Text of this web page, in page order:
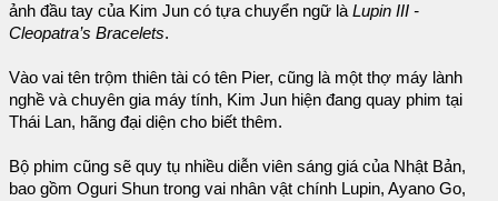
ảnh đầu tay của Kim Jun có tựa chuyển ngữ làLupin III -
Cleopatra’s Bracelets.
Vào vai tên trộm thiên tài có tên Pier, cũng là một thợ máy lành
nghề và chuyên gia máy tính, Kim Jun hiện đang quay phim tại
Thái Lan, hãng đại diện cho biết thêm.
Bộ phim cũng sẽ quy tụ nhiều diễn viên sáng giá của Nhật Bản,
bao gồm Oguri Shun trong vai nhân vật chính Lupin, Ayano Go,